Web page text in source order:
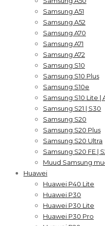
Samsung A51
Samsung A52
Samsung A70
Samsung A71
Samsung A72
Samsung S10
Samsung S10 Plus
Samsung S10e
Samsung S10 Lite |
Samsung S21 | S30
Samsung S20
Samsung S20 Plus
Samsung S20 Ultra
Samsung S20 FE |
Muud Samsung
Huawei
Huawei P40 Lite
Huawei P30
Huawei P30 Lite
Huawei P30 Pro